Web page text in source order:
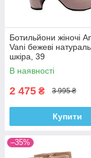
Ботильйони жіночі
Vani бежеві
шкіра, 39
В наявності
2 475 ₴ 3 995 ₴
Купити
–35%